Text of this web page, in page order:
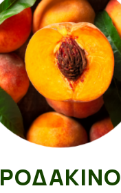
ΡΟΔΑΚΙΝΟ